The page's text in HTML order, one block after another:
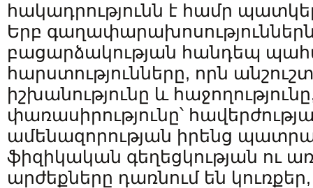
հակադրությունն է համր
Երբ
բացարձակության հանդեպ
հարստությունները, որն
իշխանությունը և
փառասիրությունը՝
ամենազորության իրենց
ֆիզիկական գեղեցկության ու
արժեքները դառնում են